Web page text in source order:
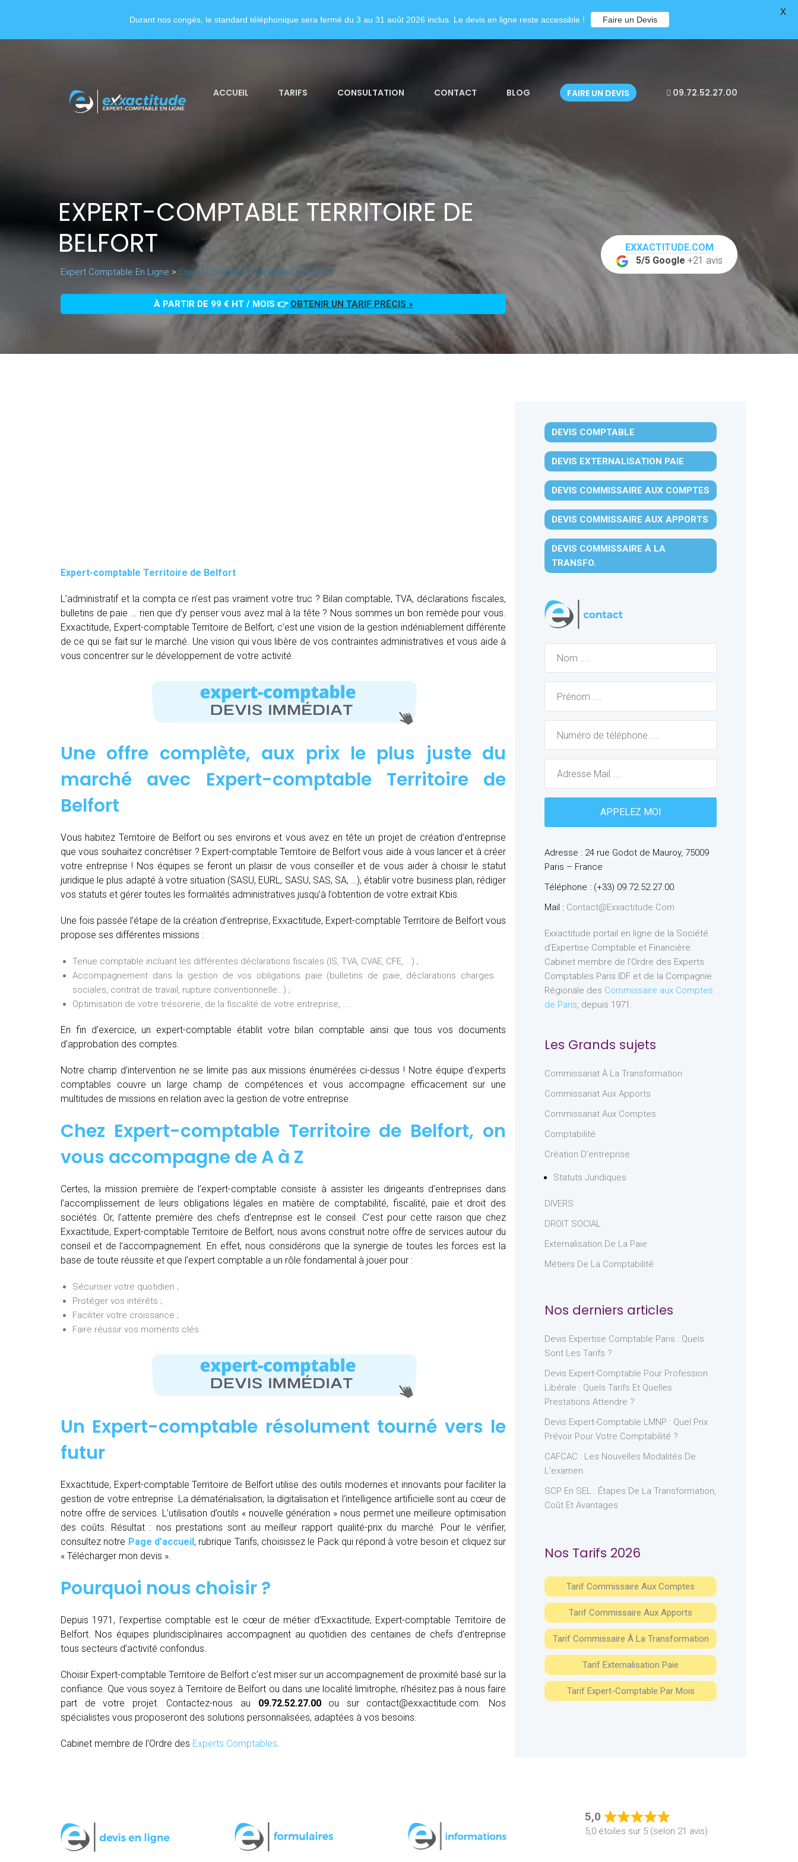
ACCUEIL TARIFS CONSULTATION CONTACT BLOG FAIRE UN DEVIS 09.72.52.27.00
EXPERT-COMPTABLE TERRITOIRE DE
BELFORT
Expert Comptable En Ligne > Expert-Comptable Territoire De Belfort
À PARTIR DE 99 € HT / MOIS 👉 OBTENIR UN TARIF PRÉCIS »
EXXACTITUDE.COM
5/5 Google +21 avis
Expert-comptable Territoire de Belfort
L’administratif et la compta ce n’est pas vraiment votre truc ? Bilan comptable, TVA, déclarations fiscales,
bulletins de paie … rien que d’y penser vous avez mal à la tête ? Nous sommes un bon remède pour vous.
Exxactitude, Expert-comptable Territoire de Belfort, c’est une vision de la gestion indéniablement différente
de ce qui se fait sur le marché. Une vision qui vous libère de vos contraintes administratives et vous aide à
vous concentrer sur le développement de votre activité.
Une offre complète, aux prix le plus juste du
marché avec Expert-comptable Territoire de
Belfort
Vous habitez Territoire de Belfort ou ses environs et vous avez en tête un projet de création d’entreprise
que vous souhaitez concrétiser ? Expert-comptable Territoire de Belfort vous aide à vous lancer et à créer
votre entreprise ! Nos équipes se feront un plaisir de vous conseiller et de vous aider à choisir le statut
juridique le plus adapté à votre situation (SASU, EURL, SASU, SAS, SA, …), établir votre business plan, rédiger
vos statuts et gérer toutes les formalités administratives jusqu’à l’obtention de votre extrait Kbis.
Une fois passée l’étape de la création d’entreprise, Exxactitude, Expert-comptable Territoire de Belfort vous
propose ses différentes missions :
Tenue comptable incluant les différentes déclarations fiscales (IS, TVA, CVAE, CFE, …) ;
Accompagnement dans la gestion de vos obligations paie (bulletins de paie, déclarations charges
sociales, contrat de travail, rupture conventionnelle…) ;
Optimisation de votre trésorerie, de la fiscalité de votre entreprise, ….
En fin d’exercice, un expert-comptable établit votre bilan comptable ainsi que tous vos documents
d’approbation des comptes.
Notre champ d’intervention ne se limite pas aux missions énumérées ci-dessus ! Notre équipe d’experts
comptables couvre un large champ de compétences et vous accompagne efficacement sur une
multitudes de missions en relation avec la gestion de votre entreprise.
Chez Expert-comptable Territoire de Belfort, on
vous accompagne deA à Z
Certes, la mission première de l’expert-comptable consiste à assister les dirigeants d’entreprises dans
l’accomplissement de leurs obligations légales en matière de comptabilité, fiscalité, paie et droit des
sociétés. Or, l’attente première des chefs d’entreprise est le conseil. C’est pour cette raison que chez
Exxactitude, Expert-comptable Territoire de Belfort, nous avons construit notre offre de services autour du
conseil et de l’accompagnement. En effet, nous considérons que la synergie de toutes les forces est la
base de toute réussite et que l’expert comptable a un rôle fondamental à jouer pour :
Sécuriser votre quotidien ;
Protéger vos intérêts ;
Faciliter votre croissance ;
Faire réussir vos moments clés.
Un Expert-comptable résolument tourné vers le
futur
Exxactitude, Expert-comptable Territoire de Belfort utilise des outils modernes et innovants pour faciliter la
gestion de votre entreprise. La dématérialisation, la digitalisation et l’intelligence artificielle sont au cœur de
notre offre de services. L’utilisation d’outils « nouvelle génération » nous permet une meilleure optimisation
des coûts. Résultat : nos prestations sont au meilleur rapport qualité-prix du marché. Pour le vérifier,
consultez notre Page d’accueil, rubrique Tarifs, choisissez le Pack qui répond à votre besoin et cliquez sur
« Télécharger mon devis ».
Pourquoi nous choisir ?
Depuis 1971, l’expertise comptable est le cœur de métier d’Exxactitude, Expert-comptable Territoire de
Belfort. Nos équipes pluridisciplinaires accompagnent au quotidien des centaines de chefs d’entreprise
tous secteurs d’activité confondus.
Choisir Expert-comptable Territoire de Belfort c’est miser sur un accompagnement de proximité basé sur la
confiance. Que vous soyez à Territoire de Belfort ou dans une localité limitrophe, n’hésitez pas à nous faire
part de votre projet. Contactez-nous au 09.72.52.27.00ou sur contact@exxactitude.com. Nos
spécialistes vous proposeront des solutions personnalisées, adaptées à vos besoins.
Cabinet membre de l’Ordre des Experts Comptables.
DEVIS COMPTABLE
DEVIS EXTERNALISATION PAIE
DEVIS COMMISSAIRE AUX COMPTES
DEVIS COMMISSAIRE AUX APPORTS
DEVIS COMMISSAIRE À LA
TRANSFO.
Adresse : 24 rue Godot de Mauroy, 75009
Paris – France
Téléphone : (+33) 09.72.52.27.00
Mail : Contact@exxactitude.com
Exxactitude portail en ligne de la Société
d’Expertise Comptable et Financière.
Cabinet membre de l’Ordre des Experts
Comptables Paris IDF et de la Compagnie
Régionale des Commissaire aux Comptes
de Paris, depuis 1971.
Les Grands sujets
Commissariat À La Transformation
Commissariat Aux Apports
Commissariat Aux Comptes
Comptabilité
Création D'entreprise
Statuts Juridiques
DIVERS
DROIT SOCIAL
Externalisation De La Paie
Métiers De La Comptabilité
Nos derniers articles
Devis Expertise Comptable Paris : Quels
Sont Les Tarifs ?
Devis Expert-Comptable Pour Profession
Libérale : Quels Tarifs Et Quelles
Prestations Attendre ?
Devis Expert-Comptable LMNP : Quel Prix
Prévoir Pour Votre Comptabilité ?
CAFCAC : Les Nouvelles Modalités De
L’examen
SCP En SEL : Étapes De La Transformation,
Coût Et Avantages
Nos Tarifs 2026
Tarif Commissaire Aux Comptes
Tarif Commissaire Aux Apports
Tarif Commissaire À La Transformation
Tarif Externalisation Paie
Tarif Expert-Comptable Par Mois
5,0
Rated
5,0
5,0 étoiles sur 5 (selon 21 avis)
Durant nos congés, le standard téléphonique sera fermé du 3 au 31 août 2026 inclus. Le devis en ligne reste accessible ! Faire un Devis
X